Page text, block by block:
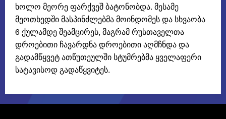
ხოლო მეორე ფარქვეშ ბატონობდა. მესამე
მეოთხედში მასპინძლებმა მოინდომეს და სხვაობა
6 ქულამდე შეამცირეს, მაგრამ რუსთაველთა
დროებითი ჩავარდნა დროებითი აღმჩნდა და
გადამწყვეტ ათწუთეულში სტუმრებმა ყველაფერი
სატავისოდ გადაწყვიტეს.